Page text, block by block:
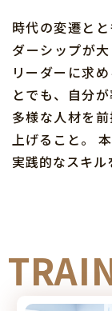
時代の変遷と
ダーシップが
リーダーに求
とでも、自分
多様な人材を
上げること。
実践的なスキル